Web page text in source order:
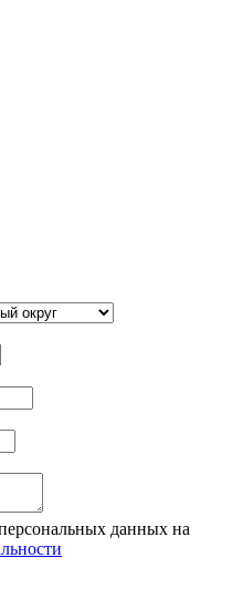
данных на